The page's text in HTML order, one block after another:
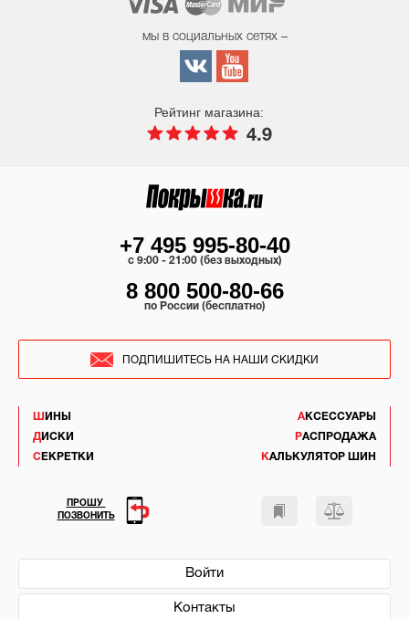
мы в социальных сетях –
Рейтинг магазина:
4.9
ШИНЫ
ДИСКИ
СЕКРЕТКИ
АКСЕССУАРЫ
РАСПРОДАЖА
КАЛЬКУЛЯТОР ШИН
Войти
Контакты
+7 495 995-80-40
c 9:00 - 21:00 (без выходных)
8 800 500-80-66
по России (бесплатно)
ПОДПИШИТЕСЬ НА НАШИ СКИДКИ
ПРОШУ
ПОЗВОНИТЬ